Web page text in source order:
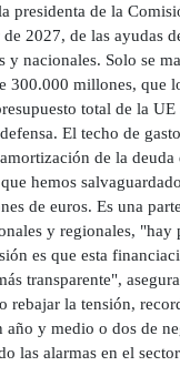
presidenta de la
2027, de las ayudas
nacionales. Solo se
300.000 millones, que
total de la
El techo de
de la
hemos
de euros. Es una
y regionales, "hay
es que esta
transparente",
la tensión,
y medio o dos de
las alarmas en el